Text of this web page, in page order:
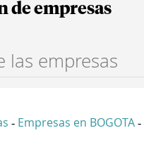
de empresas
- Empresas en BOGOTA -